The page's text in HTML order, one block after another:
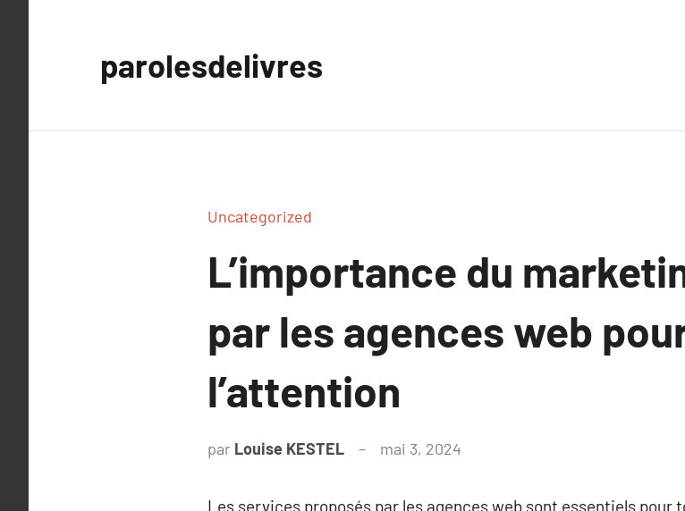
parolesdelivres
Uncategorized
L’importance du
par les agences web
l’attention
par Louise KESTEL mai 3, 2024
Les services proposés par les agences web sont essentiels pour